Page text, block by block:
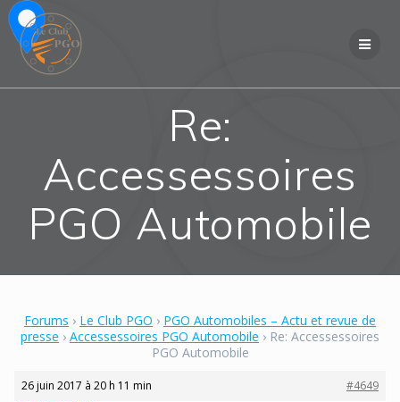
Re:
Accessessoires
PGO Automobile
Forums › Le Club PGO › PGO Automobiles – Actu et revue de
presse › Accessessoires PGO Automobile › Re: Accessessoires
PGO Automobile
26 juin 2017 à 20 h 11 min
#4649